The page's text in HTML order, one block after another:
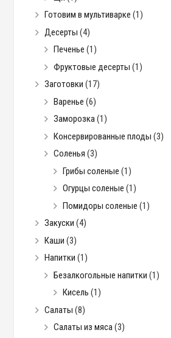
Готовим в мультиварке (1)
Десерты (4)
Печенье (1)
Фруктовые десерты (1)
Заготовки (17)
Варенье (6)
Заморозка(1)
Консервированные плоды (3)
Соленья (3)
Грибы соленые (1)
Огурцы соленые (1)
Помидоры соленые (1)
Закуски (4)
Каши (3)
Напитки (1)
Безалкогольные напитки (1)
Кисель (1)
Салаты (8)
Салаты из мяса(3)